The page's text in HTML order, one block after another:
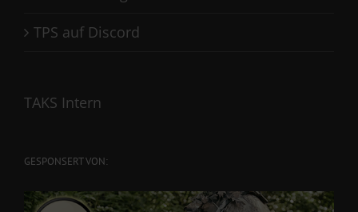
TPS auf Discord
TAKS Intern
GESPONSERT VON: